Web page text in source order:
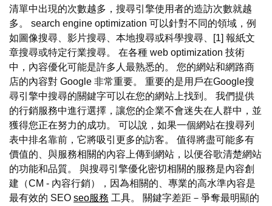
清單中出現的次數越多，搜尋引擎使用者的造訪次數就越
多。 search engine optimization 可以針對不同的領域，例
如圖像搜尋、影片搜尋、本地搜尋或科學搜尋、[1] 報紙文
章搜尋或特定行業搜尋。 在各種 web optimization 技術
中，內容優化可能是許多人最熟悉的。 您的網站和網路商
店的內容對 Google 非常重要。 重要的是用戶在Google搜
尋引擎中搜尋的關鍵字可以在您的網站上找到。 我們提供
的行銷服務中進行選擇，讓您的企業不會迷失在人群中，並
獲得您正在努力的成功。 可以說，如果一個網站在搜尋列
表中排名靠前，它將吸引更多的訪客。 值得將盡可能多有
價值的、與服務相關的內容上傳到網站，以便谷歌清楚網站
的功能和品質。 與搜尋引擎優化密切相關的服務是內容創
建（CM - 內容行銷），因為相關的、專業的高水準內容是
最有效的 SEO seo服務 工具。 關鍵字差距－爭奪最明顯的